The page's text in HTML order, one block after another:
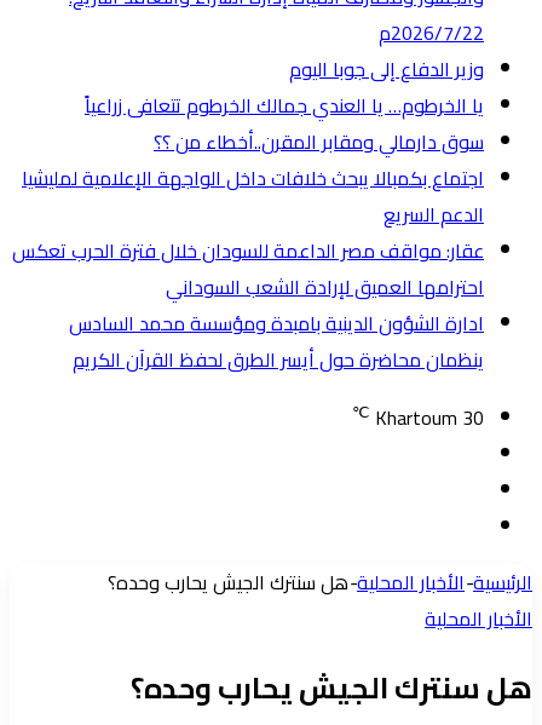
2026/7/22م
وزير الدفاع إلى جوبا اليوم
يا الخرطوم… يا العندي جمالك الخرطوم تتعافى زراعياً
سوق دارمالي ومقابر المقرن..أخطاء من ؟؟
اجتماع بكمبالا يبحث خلافات داخل الواجهة الإعلامية لمليشيا
الدعم السريع
عقار: مواقف مصر الداعمة للسودان خلال فترة الحرب تعكس
احترامها العميق لإرادة الشعب السوداني
ادارة الشؤون الدينية بامبدة ومؤسسة محمد السادس
ينظمان محاضرة حول أيسر الطرق لحفظ القرآن الكريم
Khartoum 30
℃
جانبيالرئيسية-الأخبار المحلية-هل سنترك الجيش يحارب وحده؟
الأخبار المحلية
هل سنترك الجيش يحارب وحده؟